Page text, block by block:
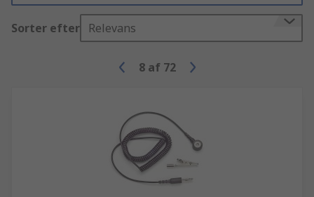
Sorter efter Relevans
8 af 72